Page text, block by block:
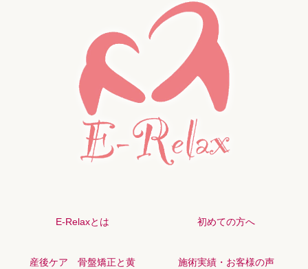
E-Relaxとは 初めての方へ
産後ケア 骨盤矯正と黄
施術実績・お客様の声